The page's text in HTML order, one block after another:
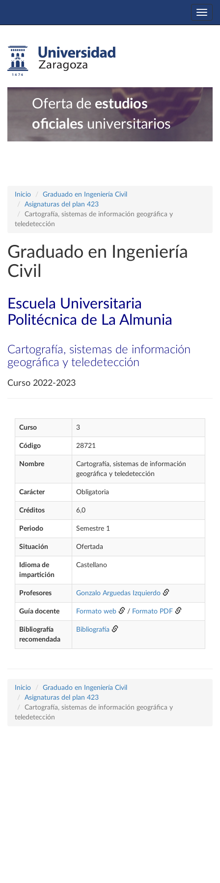
Oferta de estudios
oficiales universitarios
Inicio
Graduado en Ingeniería Civil
Asignaturas del plan 423
Cartografía, sistemas de información geográfica y
teledetección
Graduado en Ingeniería
Civil
Escuela Universitaria
Politécnica de La Almunia
Cartografía, sistemas de información
geográfica y teledetección
Curso 2022-2023
Curso 3
Código 28721
Nombre
Cartografía, sistemas de información
geográfica y teledetección
Carácter Obligatoria
Créditos 6,0
Periodo Semestre 1
Situación Ofertada
Idioma de
impartición
Castellano
Profesores Gonzalo Arguedas Izquierdo
Guía docente Formato web / Formato PDF
Bibliografía
recomendada
Bibliografía
Inicio
Graduado en Ingeniería Civil
Asignaturas del plan 423
Cartografía, sistemas de información geográfica y
teledetección